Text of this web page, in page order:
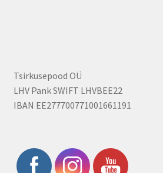
Tsirkusepood OÜ
LHV Pank SWIFT LHVBEE22
IBAN EE277700771001661191